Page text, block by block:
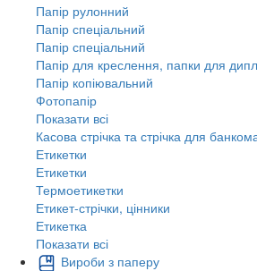
Папір рулонний
Папір спеціальний
Папір спеціальний
Папір для креслення, папки для
Папір копіювальний
Фотопапір
Показати всі
Касова стрічка та стрічка для
Етикетки
Етикетки
Термоетикетки
Етикет-стрічки, цінники
Етикетка
Показати всі
Вироби з паперу